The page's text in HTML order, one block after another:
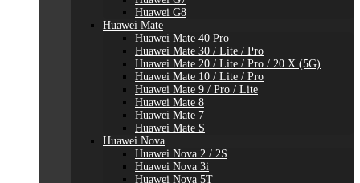
Huawei G8
Huawei Mate
Huawei Mate 40 Pro
Huawei Mate 30 / Lite / Pro
Huawei Mate 20 / Lite / Pro / 20 X (5G)
Huawei Mate 10 / Lite / Pro
Huawei Mate 9 / Pro / Lite
Huawei Mate 8
Huawei Mate 7
Huawei Mate S
Huawei Nova
Huawei Nova 2 / 2S
Huawei Nova 3i
Huawei Nova 5T